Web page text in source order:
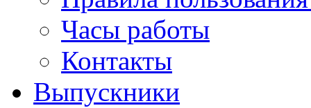
Часы работы
Контакты
Выпускники